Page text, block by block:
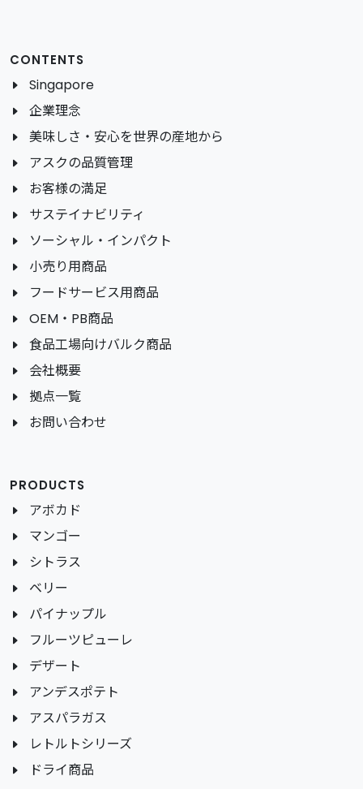
CONTENTS
Singapore
企業理念
美味しさ・安心を世界の産地から
アスクの品質管理
お客様の満足
サステイナビリティ
ソーシャル・インパクト
小売り用商品
フードサービス用商品
OEM・PB商品
食品工場向けバルク商品
会社概要
拠点一覧
お問い合わせ
PRODUCTS
アボカド
マンゴー
シトラス
ベリー
パイナップル
フルーツピューレ
デザート
アンデスポテト
アスパラガス
レトルトシリーズ
ドライ商品